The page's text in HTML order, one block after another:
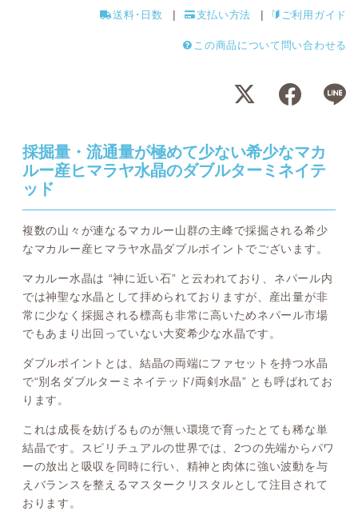
送料･日数 支払い方法 ご利用ガイド
この商品について問い合わせる
採掘量・流通量が極めて少ない希少なマカ
ルー産ヒマラヤ水晶のダブルターミネイテ
ッド
複数の山々が連なるマカルー山群の主峰で採掘される希少
なマカルー産ヒマラヤ水晶ダブルポイントでございます。
マカルー水晶は “神に近い石” と云われており、ネパール内
では神聖な水晶として拝められておりますが、産出量が非
常に少なく採掘される標高も非常に高いためネパール市場
でもあまり出回っていない大変希少な水晶です。
ダブルポイントとは、結晶の両端にファセットを持つ水晶
で“別名ダブルターミネイテッド/両剣水晶” とも呼ばれてお
ります。
これは成長を妨げるものが無い環境で育ったとても稀な単
結晶です。スピリチュアルの世界では、2つの先端からパワ
ーの放出と吸収を同時に行い、精神と肉体に強い波動を与
えバランスを整えるマスタークリスタルとして注目されて
おります。